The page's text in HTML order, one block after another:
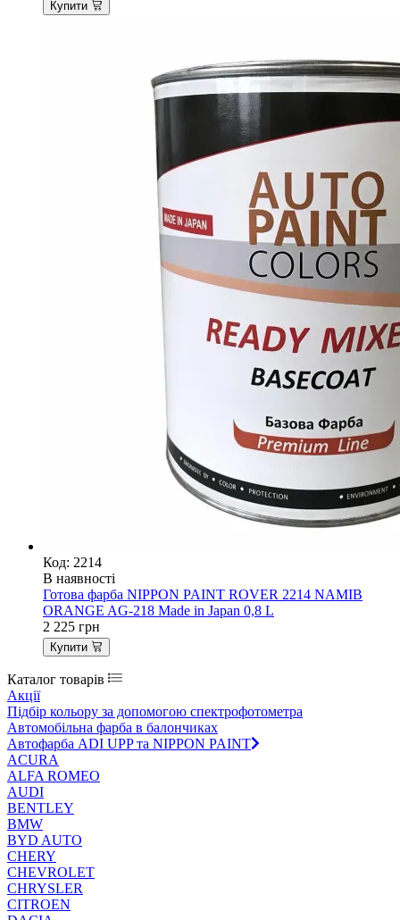
Купити
Код: 2214
В наявності
Готова фарба NIPPON PAINT ROVER 2214 NAMIB
ORANGE AG-218 Made in Japan 0,8 L
2 225 грн
Купити
Каталог товарів
Акції
Підбір кольору за допомогою спектрофотометра
Автомобільна фарба в балончиках
Автофарба ADI UPP та NIPPON PAINT
ACURA
ALFA ROMEO
AUDI
BENTLEY
BMW
BYD AUTO
CHERY
CHEVROLET
CHRYSLER
CITROEN